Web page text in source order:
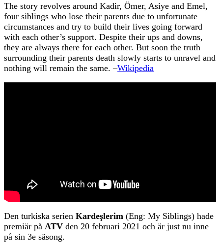
The story revolves around Kadir, Ömer, Asiye and Emel,
four siblings who lose their parents due to unfortunate
circumstances and try to build their lives going forward
with each other’s support. Despite their ups and downs,
they are always there for each other. But soon the truth
surrounding their parents death slowly starts to unravel and
nothing will remain the same. –Wikipedia
Den turkiska serien Kardeşlerim (Eng: My Siblings) hade
premiär på ATV den 20 februari 2021 och är just nu inne
på sin 3e säsong.